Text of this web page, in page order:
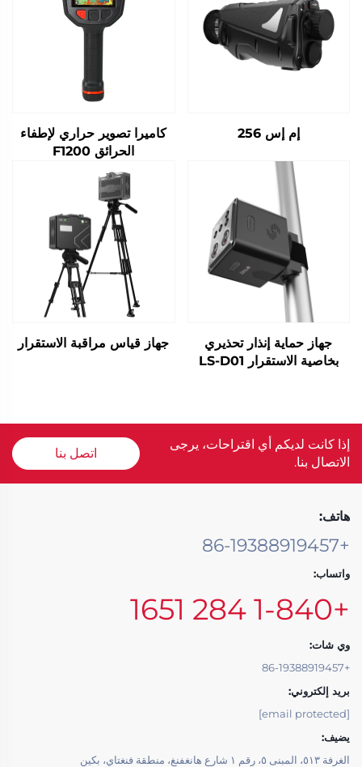
كاميرا تصوير حراري لإطفاء
الحرائق F1200
إم إس 256
جهاز قياس مراقبة الاستقرار
جهاز حماية إنذار تحذيري
بخاصية الاستقرار LS-D01
إذا كانت لديكم أي اقتراحات، يرجى
الاتصال بنا.
اتصل بنا
هاتف:
+86-19388919457
واتساب:
+1-840 284 1651
وي شات:
بريد إلكتروني:
يضيف:
الغرفة ٥١٣، المبنى ٥، رقم ١ شارع هانغفنغ، منطقة فنغتاي، بكين